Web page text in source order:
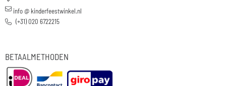
info @ kinderfeestwinkel.nl
(+31) 020 6722215
BETAALMETHODEN